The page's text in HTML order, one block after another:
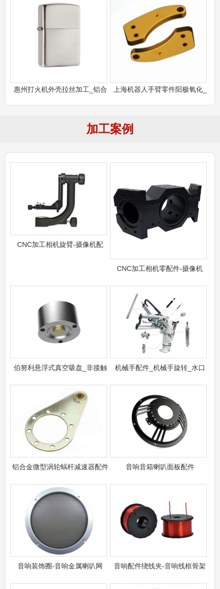
惠州打火机外壳拉丝加工_铝合 上海机器人手臂零件阳极氧化_
加工案例
CNC加工相机旋臂-摄像机配
CNC加工相机零配件-摄像机
伯努利悬浮式真空吸盘_非接触 机械手配件_机械手旋转_水口
铝合金微型涡轮蜗杆减速器配件 音响音箱喇叭面板配件
音响装饰圈​-音响金属喇叭网 音响配件绕线夹-音响线框骨架